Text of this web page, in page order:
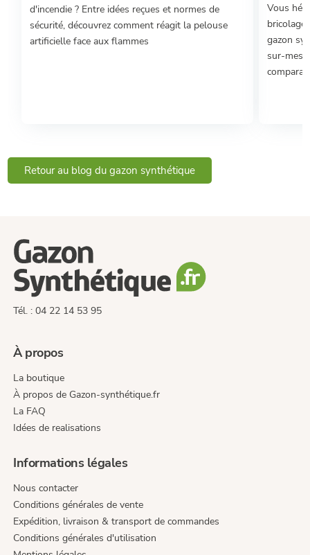
d'incendie ? Entre idées reçues et normes de
sécurité, découvrez comment réagit la pelouse
artificielle face aux flammes
Vous
bricolage
gazon
sur-
Retour au blog du gazon synthétique
Tél. : 04 22 14 53 95
À propos
La boutique
À propos de Gazon-synthétique.fr
La FAQ
Idées de realisations
Informations légales
Nous contacter
Conditions générales de vente
Expédition, livraison & transport de commandes
Conditions générales d'utilisation